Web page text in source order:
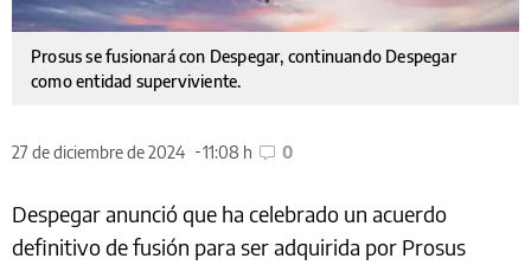
Prosus se fusionará con Despegar, continuando Despegar
como entidad superviviente.
27 de diciembre de 2024 11:08 h 0
Despegar anunció que ha celebrado un acuerdo
definitivo de fusión para ser adquirida por Prosus